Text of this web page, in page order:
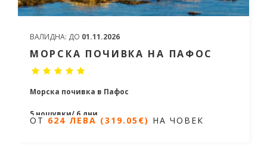
ВАЛИДНА: ДО 01.11.2026
МОРСКА ПОЧИВКА НА ПАФОС
Морска почивка в Пафос
5 нощувки/ 6 дни
ОТ 624 ЛЕВА (319.05€) НА ЧОВЕК